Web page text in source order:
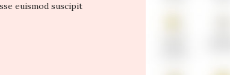
euismod suscipit